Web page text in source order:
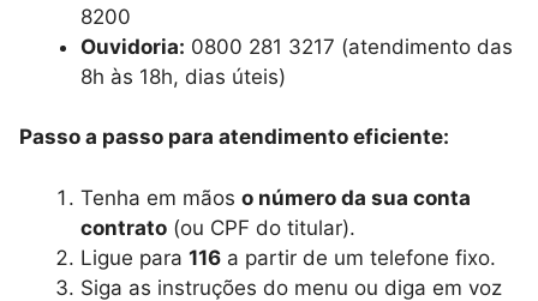
8200
Ouvidoria: 0800 281 3217 (atendimento das
8h às 18h, dias úteis)
Passo a passo para atendimento eficiente:
Tenha em mãos o número da sua conta
contrato (ou CPF do titular).
Ligue para 116 a partir de um telefone fixo.
Siga as instruções do menu ou diga em voz